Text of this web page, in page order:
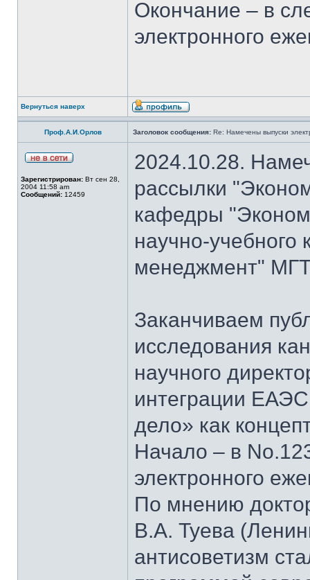
Окончание – в
электронного
Вернуться наверх
Проф.А.И.Орлов Заголовок сообщения: Re: Намечены выпуски
Зарегистрирован: Вт сен 28,
2004 11:58 am
Сообщений: 12459
2024.10.28.
рассылки
кафедры
научно-
менеджмент"
Заканчиваем
исследования
научного
интеграции
дело» как
Начало – в
электронного
По мнению
В.А. Туева
антисоветизм